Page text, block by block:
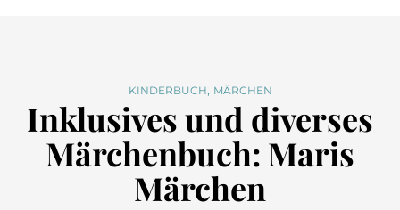
KINDERBUCH, MÄRCHEN
Inklusives und diverses
Märchenbuch: Maris
Märchen